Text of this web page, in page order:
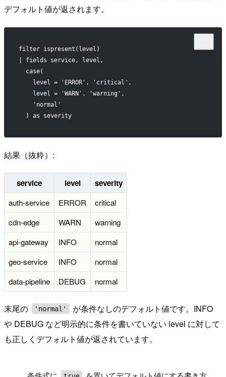
デフォルト値が返されます。
filter ispresent(level)
| fields service, level,
  case(
    level = 'ERROR', 'critical',
    level = 'WARN', 'warning',
    'normal'
  ) as severity
結果（抜粋）:
service level severity
auth-service ERROR
critical
cdn-edge
WARN
warning
api-gateway
INFO
normal
geo-service
INFO
normal
data-pipeline
DEBUG normal
末尾の 'normal'
が条件なしのデフォルト値です。INFO
や DEBUG など明示的に条件を書いていない level に対して
も正しくデフォルト値が返されています。